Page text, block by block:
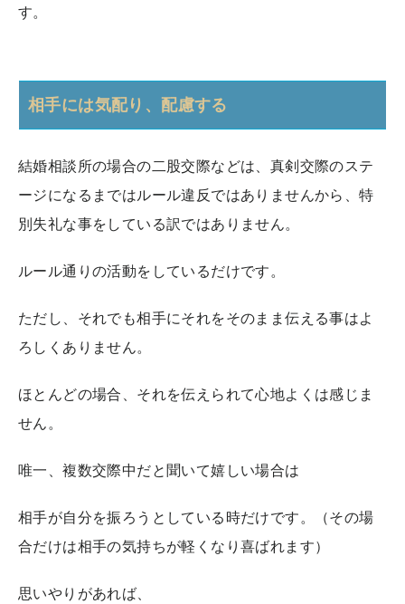
す。
相手には気配り、配慮する
結婚相談所の場合の二股交際などは、真剣交際のステ
ージになるまではルール違反ではありませんから、特
別失礼な事をしている訳ではありません。
ルール通りの活動をしているだけです。
ただし、それでも相手にそれをそのまま伝える事はよ
ろしくありません。
ほとんどの場合、それを伝えられて心地よくは感じま
せん。
唯一、複数交際中だと聞いて嬉しい場合は
相手が自分を振ろうとしている時だけです。（その場
合だけは相手の気持ちが軽くなり喜ばれます）
思いやりがあれば、